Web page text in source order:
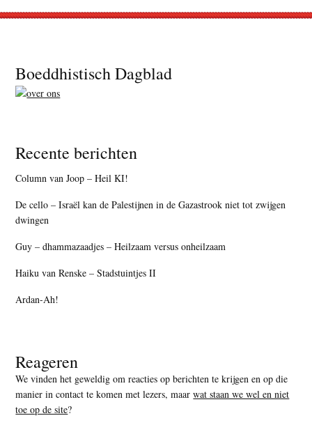
Footer
Boeddhistisch Dagblad
Recente berichten
Column van Joop – Heil KI!
De cello – Israël kan de Palestijnen in de Gazastrook niet tot zwijgen
dwingen
Guy – dhammazaadjes – Heilzaam versus onheilzaam
Haiku van Renske – Stadstuintjes II
Ardan-Ah!
Reageren
We vinden het geweldig om reacties op berichten te krijgen en op die
manier in contact te komen met lezers, maarwat staan we wel en niet
toe op de site?